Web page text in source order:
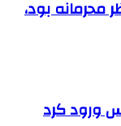
محرمانه بود،
ورود کرد